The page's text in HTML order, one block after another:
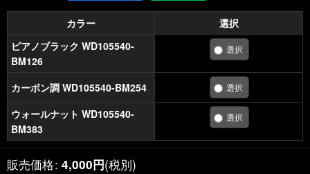
カラー
選択
ピアノブラック WD105540-
BM126
カーボン調 WD105540-BM254
ウォールナット WD105540-
BM383
販売価格: 4,000円(税別)